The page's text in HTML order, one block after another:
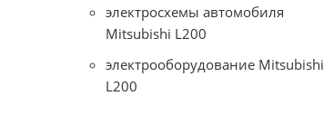
электросхемы автомобиля
Mitsubishi L200
электрооборудование Mitsubishi
L200